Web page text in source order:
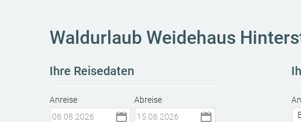
Waldurlaub Weidehaus
Ihre Reisedaten
Anreise Abreise